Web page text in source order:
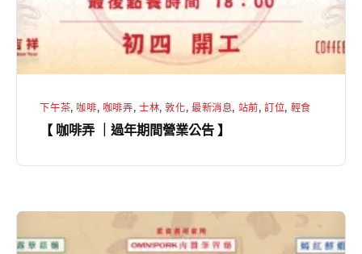
期
間
】
下午茶, 咖啡, 咖啡弄, 士林,敦化, 最新消息, 站前,訂位, 輕食
【 咖啡弄 ｜過年期間營業公告 】
咖